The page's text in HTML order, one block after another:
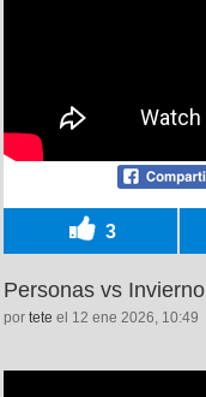
3
Personas vs Invierno
por tete el 12 ene 2026, 10:49